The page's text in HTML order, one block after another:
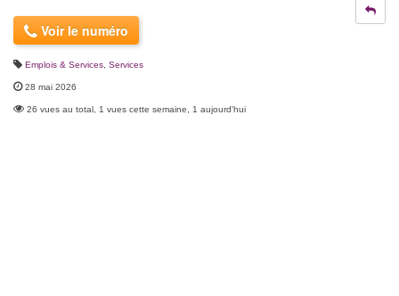
Voir le numéro
Emplois & Services Services
28 mai 2026
26 vues au total, 1 vues cette semaine, 1 aujourd'hui